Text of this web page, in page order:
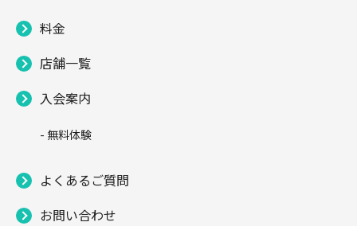
料金
店舗一覧
入会案内
- 無料体験
よくあるご質問
お問い合わせ